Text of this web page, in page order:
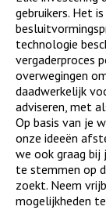
gebruikers. Het
technologie
vergaderproces
overwegingen
daadwerkelijk
adviseren, met
Op basis van je
onze ideeën
we ook graag bij
te stemmen op
zoekt. Neem
mogelijkheden